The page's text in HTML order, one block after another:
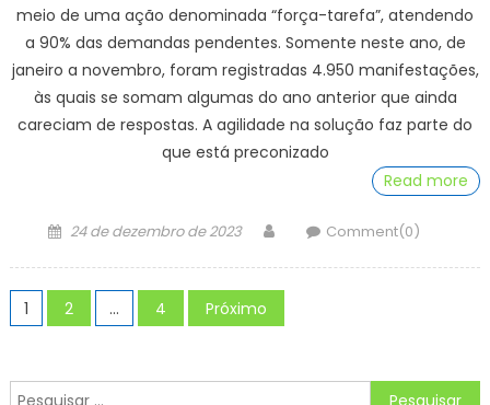
meio de uma ação denominada “força-tarefa”, atendendo
a 90% das demandas pendentes. Somente neste ano, de
janeiro a novembro, foram registradas 4.950 manifestações,
às quais se somam algumas do ano anterior que ainda
careciam de respostas. A agilidade na solução faz parte do
que está preconizado
Read more
Posted
24 de dezembro de 2023 AuthorComment(0)
Paginação
de
posts
1 2 … 4 Próximo
Pesquisar